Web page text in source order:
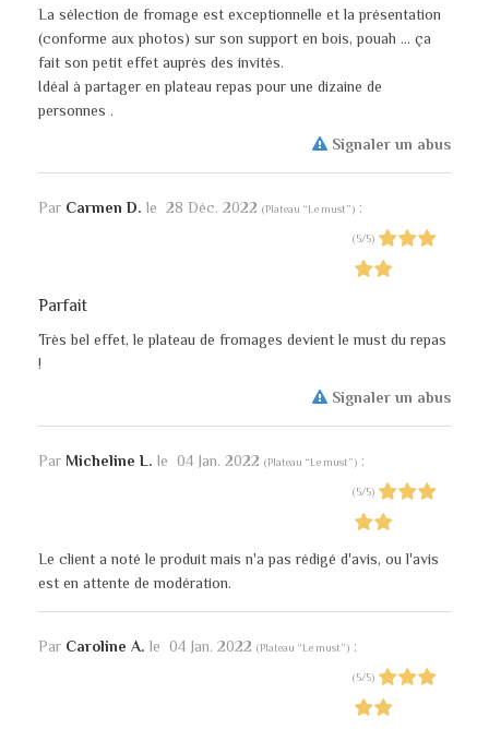
La sélection de fromage est exceptionnelle et la présentation
(conforme aux photos) sur son support en bois, pouah ... ça
fait son petit effet auprès des invités.
Idéal à partager en plateau repas pour une dizaine de
personnes .
Signaler un abus
Par Carmen D. le 28 Déc. 2022 (Plateau “Le must”) :
(5/5)
Parfait
Très bel effet, le plateau de fromages devient le must du repas
!
Signaler un abus
Par Micheline L. le 04 Jan. 2022 (Plateau “Le must”) :
(5/5)
Le client a noté le produit mais n'a pas rédigé d'avis, ou l'avis
est en attente de modération.
Par Caroline A. le 04 Jan. 2022 (Plateau “Le must”) :
(5/5)